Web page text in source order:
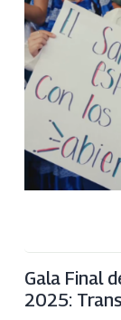
Gala Final
2025: